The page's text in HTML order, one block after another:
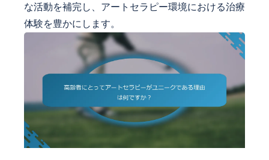
な活動を補完し、アートセラピー環境における治療
体験を豊かにします。